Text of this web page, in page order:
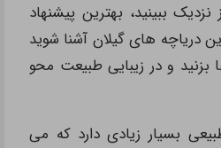
ببینید، بهترین پیشنهاد
دریاچه های گیلان آشنا شوید
و در زیبایی طبیعت محو
بسیار زیادی دارد که می